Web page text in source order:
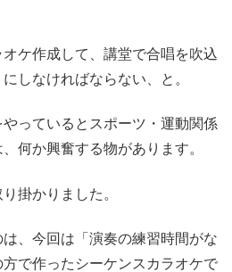
ケ作成して、講堂で合唱を吹込
しなければならない、と。
っているとスポーツ・運動関係
何か興奮する物があります。
掛かりました。
、今回は「演奏の練習時間がな
で作ったシーケンスカラオケで